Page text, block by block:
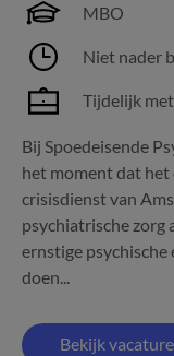
MBO
Niet nader
Tijdelijk
Bij Spoedeisende
het moment dat
crisisdienst van
psychiatrische zorg
ernstige psychische
doen...
Bekijk vacature